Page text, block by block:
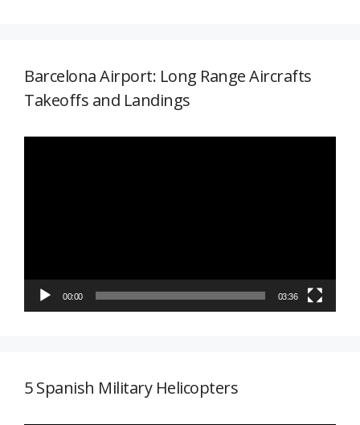
Barcelona Airport: Long Range Aircrafts
Takeoffs and Landings
00:00 03:36
5 Spanish Military Helicopters